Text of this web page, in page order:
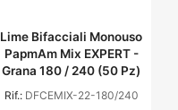
Lime Bifacciali Monouso
PapmAm Mix EXPERT -
Grana 180 / 240 (50 Pz)
Rif.: DFCEMIX-22-180/240